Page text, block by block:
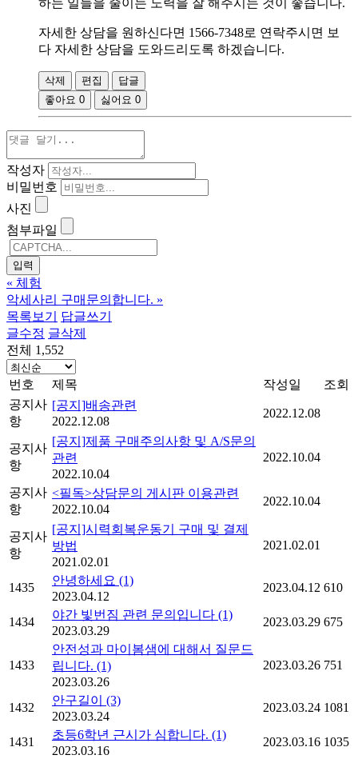
하는 일들을 줄이는 노력을 잘 해주시는 것이 좋습니다.
자세한 상담을 원하신다면 1566-7348로 연락주시면 보
다 자세한 상담을 도와드리도록 하겠습니다.
삭제 편집
답글
좋아요 0 싫어요 0
작성자
비밀번호
사진
첨부파일
« 체험
악세사리 구매문의합니다. »
목록보기
답글쓰기
글수정 글삭제
전체 1,552
번호 제목 작성일
조회
공지사
항
[공지]배송관련
2022.12.08
2022.12.08
공지사
항
[공지]제품 구매주의사항 및 A/S문의
관련
2022.10.04
2022.10.04
공지사
항
<필독>상담문의 게시판 이용관련
2022.10.04
2022.10.04
공지사
항
[공지]시력회복운동기 구매 및 결제
방법
2021.02.01
2021.02.01
1435
안녕하세요 (1)
2023.04.12
2023.04.12 610
1434
야간 빛번짐 관련 문의입니다 (1)
2023.03.29
2023.03.29 675
1433
안전성과 마이봄샘에 대해서 질문드
립니다. (1)
2023.03.26
2023.03.26 751
1432
안구길이 (3)
2023.03.24
2023.03.24 1081
1431
초등6학년 근시가 심합니다. (1)
2023.03.16
2023.03.16 1035